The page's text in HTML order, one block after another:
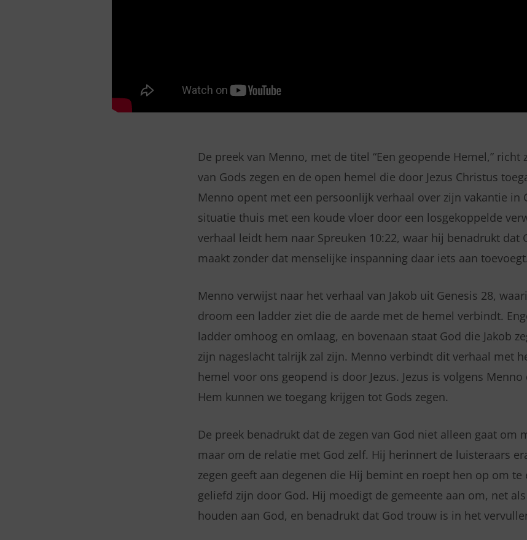
De preek van Menno, met de titel “Een geopende Hemel,” richt
van Gods zegen en de open hemel die door Jezus Christus
Menno opent met een persoonlijk verhaal over zijn vakantie in
situatie thuis met een koude vloer door een losgekoppelde
verhaal leidt hem naar Spreuken 10:22, waar hij benadrukt dat
maakt zonder dat menselijke inspanning daar iets aan toevoegt.
Menno verwijst naar het verhaal van Jakob uit Genesis 28,
droom een ladder ziet die de aarde met de hemel verbindt.
ladder omhoog en omlaag, en bovenaan staat God die Jakob
zijn nageslacht talrijk zal zijn. Menno verbindt dit verhaal met
hemel voor ons geopend is door Jezus. Jezus is volgens
Hem kunnen we toegang krijgen tot Gods zegen.
De preek benadrukt dat de zegen van God niet alleen gaat om
maar om de relatie met God zelf. Hij herinnert de luisteraars
zegen geeft aan degenen die Hij bemint en roept hen op om te
geliefd zijn door God. Hij moedigt de gemeente aan om, net als
houden aan God, en benadrukt dat God trouw is in het